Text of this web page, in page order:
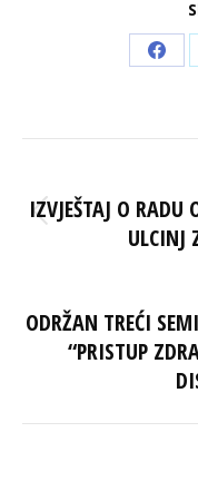
IZVJEŠTAJ O RADU
ULCINJ
ODRŽAN TREĆI
“PRISTUP